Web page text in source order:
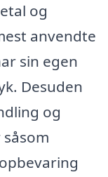
og
anvendte
sin egen
Desuden
og